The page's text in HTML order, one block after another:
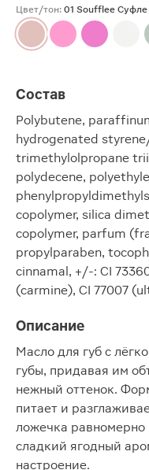
Цвет/тон: 01 Soufflee
Состав
Polybutene,
hydrogenated
trimethylolpropane
polydecene,
copolymer, silica
copolymer, parfum
propylparaben,
cinnamal, +/-: CI
(carmine), CI 77007
Описание
Масло для губ с
губы, придавая им
нежный оттенок.
питает и
ложечка равномерно
сладкий ягодный
настроение.